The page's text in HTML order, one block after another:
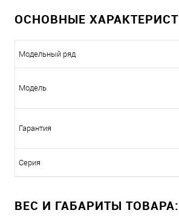
ОСНОВНЫЕ
Модельный ряд
Модель
Гарантия
Серия
ВЕС И ГАБАРИТЫ ТОВАРА: